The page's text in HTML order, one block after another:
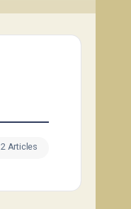
2 Articles